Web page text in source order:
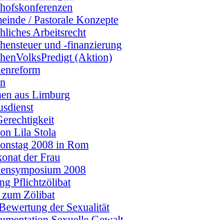
/ Pastorale Konzepte
Arbeitsrecht
und -finanzierung
(Aktion)
aus Limburg
Lila Stola
2008 in Rom
der Frau
2008
Pflichtzölibat
Zölibat
der Sexualität